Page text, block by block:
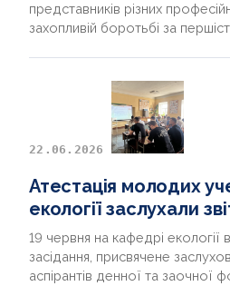
ВИПУСКНИКИ
представників різних
захопливій боротьбі за
22.06.2026
Атестація молодих
екології заслухали
19 червня на кафедрі екології
засідання, присвячене
аспірантів денної та заочної